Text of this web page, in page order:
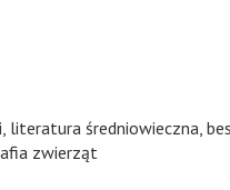
literatura średniowieczna,
zwierząt